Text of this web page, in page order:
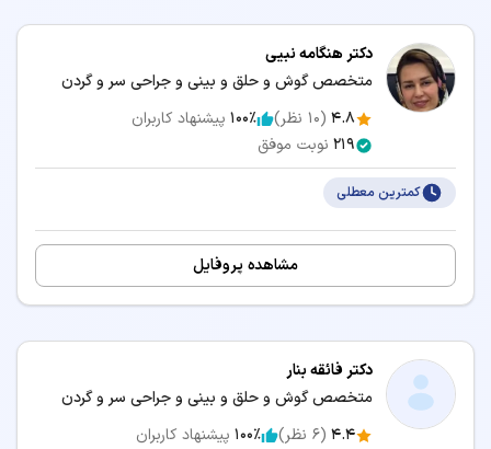
دکتر هنگامه نبیی
متخصص گوش و حلق و بینی و جراحی سر و گردن
4.8
(
10 نظر) 100٪ پیشنهاد کاربران
219 نوبت موفق
کمترین معطلی
مشاهده پروفایل
دکتر فائقه بنار
متخصص گوش و حلق و بینی و جراحی سر و گردن
4.4
(
6 نظر) 100٪ پیشنهاد کاربران